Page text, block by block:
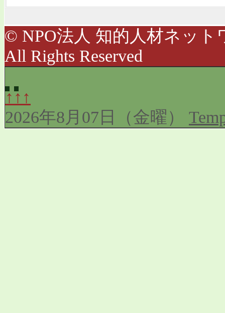
© NPO法人 知的人材ネット
All Rights Reserved
↑↑↑
2026年8月07日（金曜）